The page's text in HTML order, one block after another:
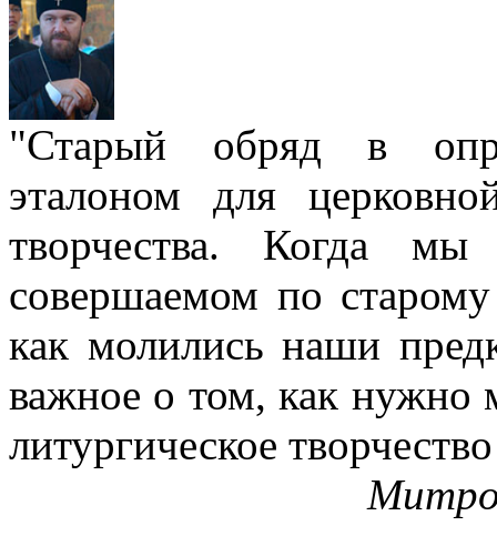
"Старый обряд в
эталоном для
творчества. Когда мы
совершаемом по
как молились наши
важное о том, как нужно
литургическое